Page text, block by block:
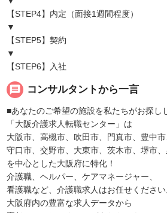
【STEP4】内定（面接1週間程度）
▼
【STEP5】契約
▼
【STEP6】入社
message コンサルタントから一言
■あなたのご希望の施設を私たちがお探し
「大阪介護求人転職センター」は
大阪市、高槻市、吹田市、門真市、豊中市
守口市、交野市、大東市、茨木市、堺市、
を中心とした大阪府に特化！
介護職、ヘルパー、ケアマネージャー、
看護職など、介護職求人はお任せください
大阪府内の豊富な求人データから